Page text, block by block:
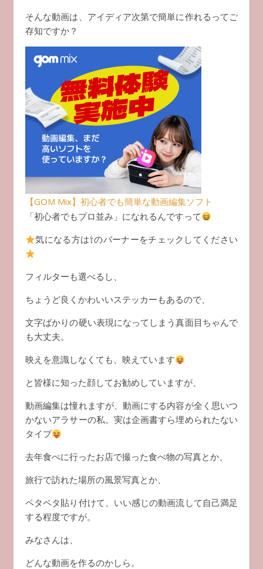
そんな動画は、アイディア次第で簡単に作れるってご
存知ですか？
【GOM Mix】初心者でも簡単な動画編集ソフト
「初心者でもプロ並み」になれるんですって
気になる方は⇧のバーナーをチェックしてください
フィルターも選べるし、
ちょうど良くかわいいステッカーもあるので、
文字ばかりの硬い表現になってしまう真面目ちゃんで
も大丈夫。
映えを意識しなくても、映えています
と皆様に知った顔してお勧めしていますが、
動画編集は憧れますが、動画にする内容が全く思いつ
かないアラサーの私。実は企画書すら埋められたない
タイプ
去年食べに行ったお店で撮った食べ物の写真とか、
旅行で訪れた場所の風景写真とか、
ペタペタ貼り付けて、いい感じの動画流して自己満足
する程度ですが。
みなさんは、
どんな動画を作るのかしら。